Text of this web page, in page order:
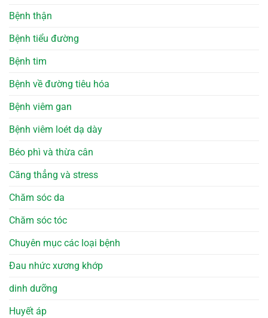
Bệnh thận
Bệnh tiểu đường
Bệnh tim
Bệnh về đường tiêu hóa
Bệnh viêm gan
Bệnh viêm loét dạ dày
Béo phì và thừa cân
Căng thẳng và stress
Chăm sóc da
Chăm sóc tóc
Chuyên mục các loại bệnh
Đau nhức xương khớp
dinh dưỡng
Huyết áp